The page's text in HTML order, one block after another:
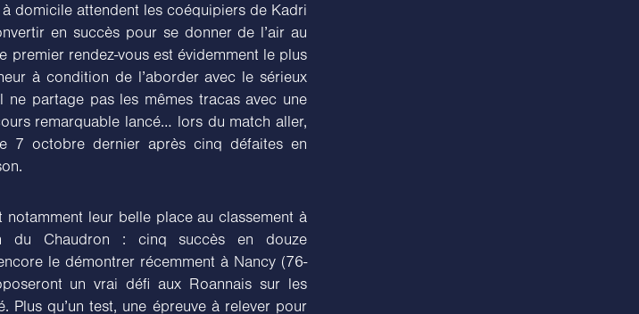
domicile attendent les coéquipiers de Kadri
en succès pour se donner de l’air au
premier rendez-vous est évidemment le plus
à condition de l’aborder avec le sérieux
ne partage pas les mêmes tracas avec une
remarquable lancé… lors du match aller,
7 octobre dernier après cinq défaites en
notamment leur belle place au classement à
du Chaudron : cinq succès en douze
le démontrer récemment à Nancy (76-
un vrai défi aux Roannais sur les
Plus qu’un test, une épreuve à relever pour